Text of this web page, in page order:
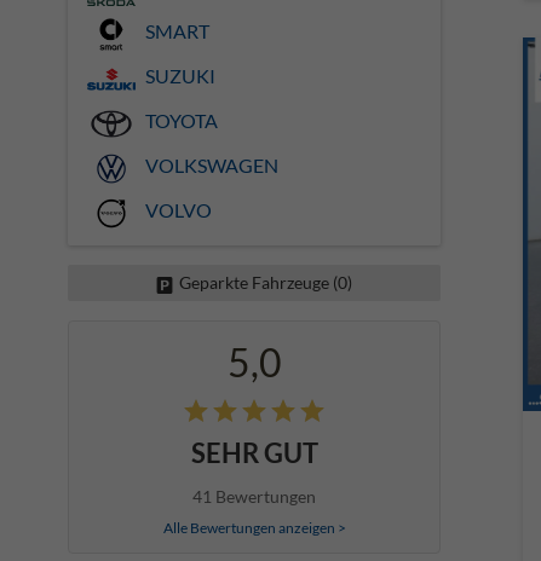
SMART
SUZUKI
TOYOTA
VOLKSWAGEN
VOLVO
Geparkte Fahrzeuge (0)
5,0
SEHR GUT
41 Bewertungen
Alle Bewertungen anzeigen >